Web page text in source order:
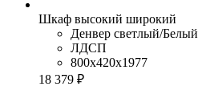
Шкаф высокий широкий
Денвер светлый/Белый
ЛДСП
800x420x1977
18 379 ₽